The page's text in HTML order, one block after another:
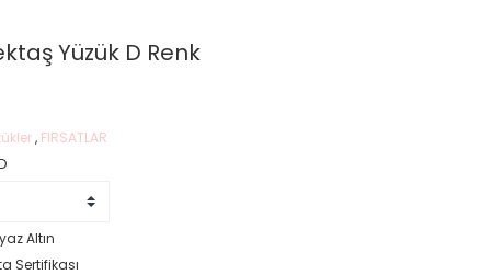
Yüzük D Renk
, FIRSATLAR
Altın
Sertifikası